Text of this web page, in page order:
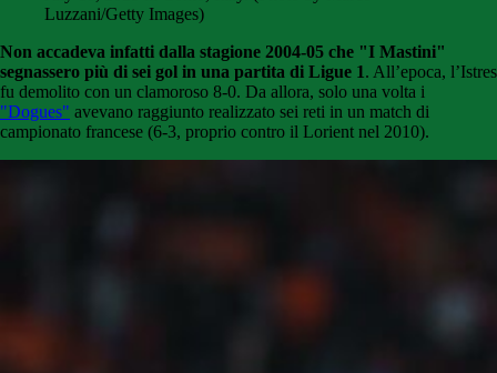
Luzzani/Getty Images)
Non accadeva infatti dalla stagione 2004-05 che "I Mastini"
segnassero più di sei gol in una partita di Ligue 1. All’epoca, l’Istres
fu demolito con un clamoroso 8-0. Da allora, solo una volta i
"Dogues" avevano raggiunto realizzato sei reti in un match di
campionato francese (6-3, proprio contro il Lorient nel 2010).